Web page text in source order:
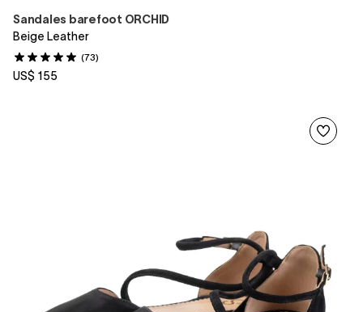
Sandales barefoot ORCHID
Beige Leather
(73)
US$ 155